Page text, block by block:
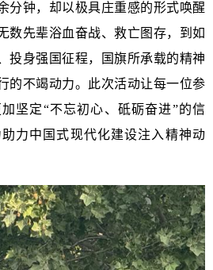
分钟，却以极具庄重感的形式唤醒
数先辈浴血奋战、救亡图存，到如
投身强国征程，国旗所承载的精神
的不竭动力。此次活动让每一位参
坚定“不忘初心、砥砺奋进”的信
力中国式现代化建设注入精神动